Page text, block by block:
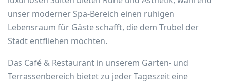
unser moderner Spa-Bereich einen ruhigen
Lebensraum für Gäste schafft, die dem Trubel der
Stadt entfliehen möchten.
Das Café & Restaurant in unserem Garten- und
Terrassenbereich bietet zu jeder Tageszeit eine